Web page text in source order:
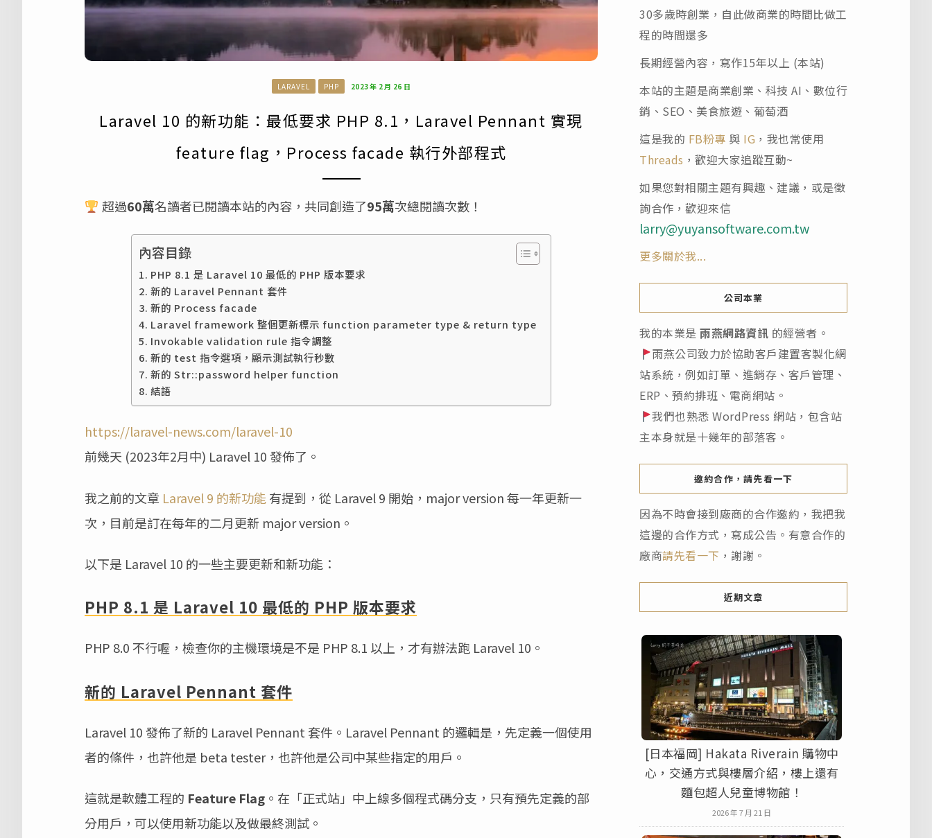
LARAVEL PHP 2023 年 2 月 26 日
Laravel 10 的新功能：最低要求 PHP 8.1，Laravel Pennant 實現
feature flag，Process facade 執行外部程式
超過60萬名讀者已閱讀本站的內容，共同創造了95萬次總閱讀次數！
內容目錄
PHP 8.1 是 Laravel 10 最低的 PHP 版本要求
新的 Laravel Pennant 套件
新的 Process facade
Laravel framework 整個更新標示 function parameter type & return type
Invokable validation rule 指令調整
新的 test 指令選項，顯示測試執行秒數
新的 Str::password helper function
結語
https://laravel-news.com/laravel-10
前幾天 (2023年2月中) Laravel 10 發佈了。
我之前的文章 Laravel 9 的新功能有提到，從 Laravel 9 開始，major version 每一年更新一
次，目前是訂在每年的二月更新 major version。
以下是 Laravel 10 的一些主要更新和新功能：
PHP 8.1 是 Laravel 10 最低的 PHP 版本要求
PHP 8.0 不行喔，檢查你的主機環境是不是 PHP 8.1 以上，才有辦法跑 Laravel 10。
新的 Laravel Pennant 套件
Laravel 10 發佈了新的 Laravel Pennant 套件。Laravel Pennant 的邏輯是，先定義一個使用
者的條件，也許他是 beta tester，也許他是公司中某些指定的用戶。
這就是軟體工程的 Feature Flag 。在「正式站」中上線多個程式碼分支，只有預先定義的部
分用戶，可以使用新功能以及做最終測試。
30多歲時創業，自此做商業的時間比做工
程的時間還多
長期經營內容，寫作15年以上 (本站)
本站的主題是商業創業、科技 AI、數位行
銷、SEO、美食旅遊、葡萄酒
這是我的 FB粉專 與 IG ，我也常使用
Threads ，歡迎大家追蹤互動~
如果您對相關主題有興趣、建議，或是徵
詢合作，歡迎來信
larry@yuyansoftware.com.tw
更多關於我...
公司本業
我的本業是 雨燕網路資訊 的經營者。
雨燕公司致力於協助客戶建置客製化網
站系統，例如訂單、進銷存、客戶管理、
ERP、預約排班、電商網站。
我們也熟悉 WordPress 網站，包含站
主本身就是十幾年的部落客。
邀約合作，請先看一下
因為不時會接到廠商的合作邀約，我把我
這邊的合作方式，寫成公告。有意合作的
廠商請先看一下 ，謝謝。
近期文章
[日本福岡] Hakata Riverain 購物中
心，交通方式與樓層介紹，樓上還有
麵包超人兒童博物館！
2026 年 7 月 21 日